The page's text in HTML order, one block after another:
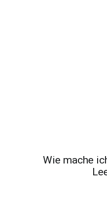
Wie mache